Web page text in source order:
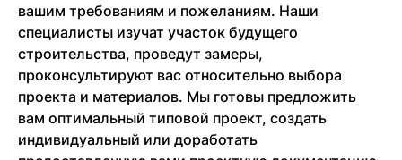
вашим требованиям и пожеланиям. Наши
специалисты изучат участок будущего
строительства, проведут замеры,
проконсультируют вас относительно выбора
проекта и материалов. Мы готовы предложить
вам оптимальный типовой проект, создать
индивидуальный или доработать